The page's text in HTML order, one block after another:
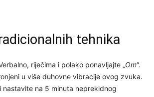
tehnika
riječima i polako ponavljajte „Om“.
u više duhovne vibracije ovog zvuka.
nastavite na 5 minuta neprekidnog